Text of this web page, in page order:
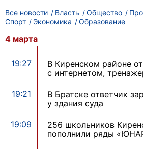
Все новости Власть Общество
Спорт
Экономика Образование
4 марта
19:27
В Киренском районе
с интернетом,
19:21
В Братске ответчик
у здания суда
19:09
256 школьников
пополнили ряды